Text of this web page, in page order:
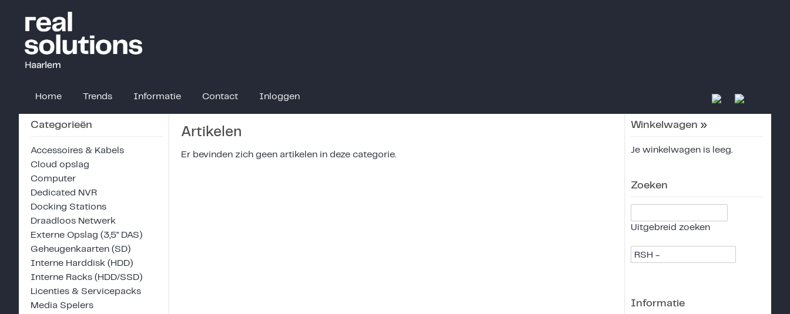
Home Trends Informatie Contact Inloggen
Categorieën
Accessoires & Kabels
Cloud opslag
Computer
Dedicated NVR
Docking Stations
Draadloos Netwerk
Externe Opslag (3,5" DAS)
Geheugenkaarten (SD)
Interne Harddisk (HDD)
Interne Racks (HDD/SSD)
Licenties & Servicepacks
Media Spelers
Artikelen
Er bevinden zich geen artikelen in deze categorie.
Winkelwagen »
Je winkelwagen is leeg.
Zoeken
Uitgebreid zoeken
RSH -
Informatie